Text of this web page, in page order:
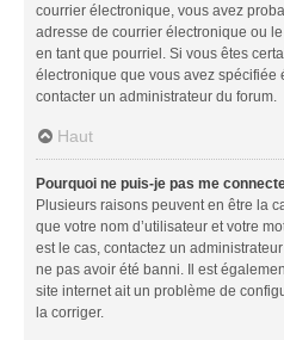
courrier électronique, vous avez
adresse de courrier électronique ou
en tant que pourriel. Si vous êtes
électronique que vous avez spécifiée
contacter un administrateur du forum.
Haut
Pourquoi ne puis-je pas me
Plusieurs raisons peuvent en être la
que votre nom d’utilisateur et votre
est le cas, contactez un
ne pas avoir été banni. Il est
site internet ait un problème de
la corriger.